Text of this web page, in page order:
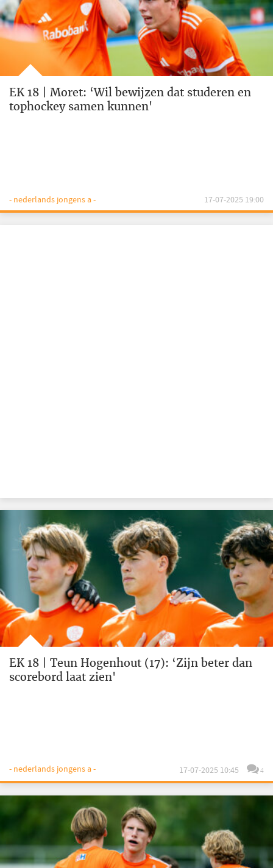
EK 18 | Moret: ‘Wil bewijzen dat studeren en
tophockey samen kunnen'
- nederlands jongens a - 17-07-2025 19:00
EK 18 | Teun Hogenhout (17): ‘Zijn beter dan
scorebord laat zien'
- nederlands jongens a - 17-07-2025 10:45 4